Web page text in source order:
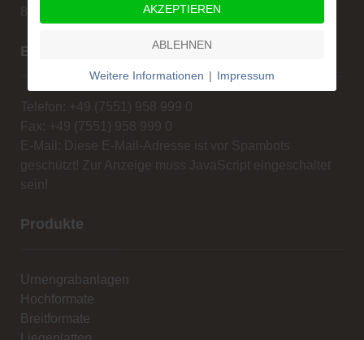
88662 Überlingen
Beratung und Verkauf
Telefon: +49 (7551) 958 999 0
Fax: +49 (7551) 958 999 0
E-Mail: Diese E-Mail-Adresse ist vor Spambots
geschützt! Zur Anzeige muss JavaScript eingeschaltet
sein!
Produkte
Urnengrabanlagen
Hochformate
Breitformate
AKZEPTIEREN
ABLEHNEN
Weitere Informationen | Impressum